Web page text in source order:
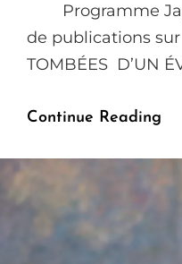
Programme
de publications sur
TOMBÉES
Continue Reading